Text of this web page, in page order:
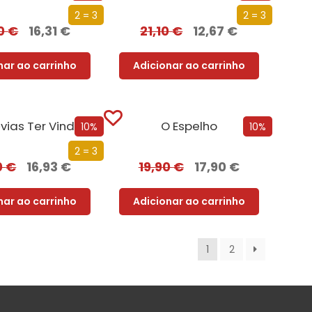
2 = 3
€ 16,31 €
ao carrinho
2 = 3
21,10€ 12,67 €
Adicionar ao carrinho
10%
2 = 3
Ter Vindo
€ 16,93 €
ao carrinho
10%
O Espelho
19,90€ 17,90 €
Adicionar ao carrinho
1 2